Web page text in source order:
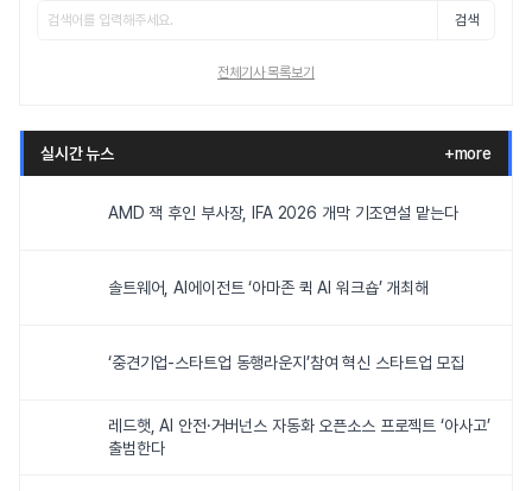
검색
전체기사 목록보기
실시간 뉴스 +more
AMD 잭 후인 부사장, IFA 2026 개막 기조연설 맡는다
솔트웨어, AI에이전트 ‘아마존 퀵 AI 워크숍’ 개최해
‘중견기업-스타트업 동행라운지’참여 혁신 스타트업 모집
레드햇, AI 안전·거버넌스 자동화 오픈소스 프로젝트 ‘아사고’
출범한다